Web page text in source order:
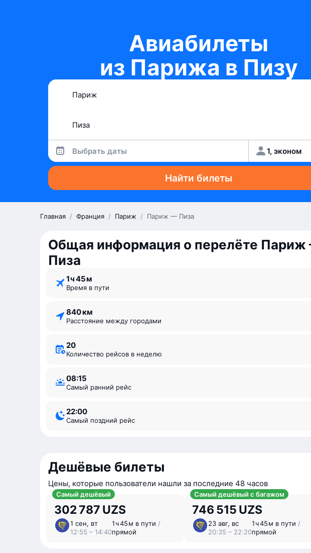
Авиабилеты
из Парижа в Пизу
Выбрать даты 1, эконом
Найти билеты
Главная / Франция / Париж / Париж — Пиза
Общая информация о перелёте
Пиза
1 ⁠ч 45 ⁠м
Время в пути
840 км
Расстояние между городами
20
Количество рейсов в неделю
08:15
Самый ранний рейс
22:00
Самый поздний рейс
Дешёвые билеты
Цены, которые пользователи нашли за последние 48 часов
Самый дешёвый
302 787 UZS
1 сен, вт
12:55 – 14:40
1 ⁠ч 45 ⁠м в пути /
прямой
Самый дешёвый с багажом
746 515 UZS
23 авг, вс
20:35 – 22:20
1 ⁠ч 45 ⁠м в пути /
прямой